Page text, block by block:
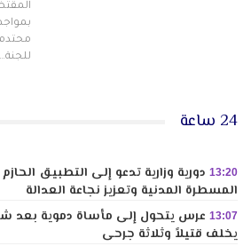
للجنة…
24 ساعة
13:20 دورية وزارية تدعو إلى التطبيق
المسطرة المدنية وتعزيز نجاعة العدالة
13:07 عرس يتحول إلى مأساة دموية بعد
يخلف قتيلاً وثلاثة جرحى